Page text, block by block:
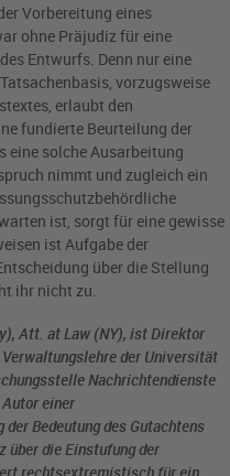
Vorbereitung eines
ohne Präjudiz für eine
Entwurfs. Denn nur eine
vorzugsweise
erlaubt den
fundierte Beurteilung der
eine solche Ausarbeitung
nimmt und zugleich ein
ist, sorgt für eine gewisse
ist Aufgabe der
über die Stellung
ihr nicht zu.
Att. at Law (NY), ist Direktor
der Universität
Nachrichtendienste
einer
Bedeutung des Gutachtens
über die Einstufung der
rechtsextremistisch für ein